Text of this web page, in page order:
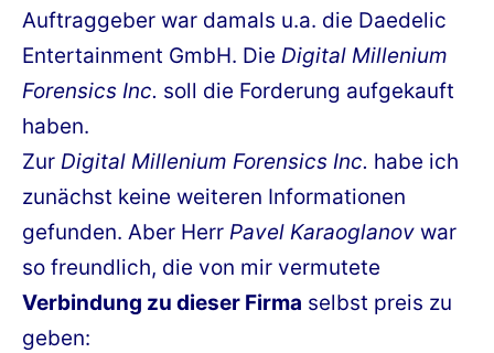
Auftraggeber war damals u.a. die Daedelic
Entertainment GmbH. Die Digital Millenium
Forensics Inc. soll die Forderung aufgekauft
haben.
Zur Digital Millenium Forensics Inc. habe ich
zunächst keine weiteren Informationen
gefunden. Aber Herr Pavel Karaoglanov war
so freundlich, die von mir vermutete
Verbindung zu dieser Firma selbst preis zu
geben: